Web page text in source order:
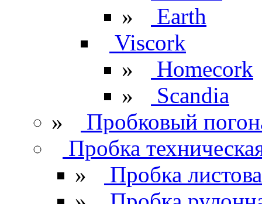
»
Earth
Viscork
»
Homecork
»
Scandia
»
Пробковый
Пробка
»
Пробка